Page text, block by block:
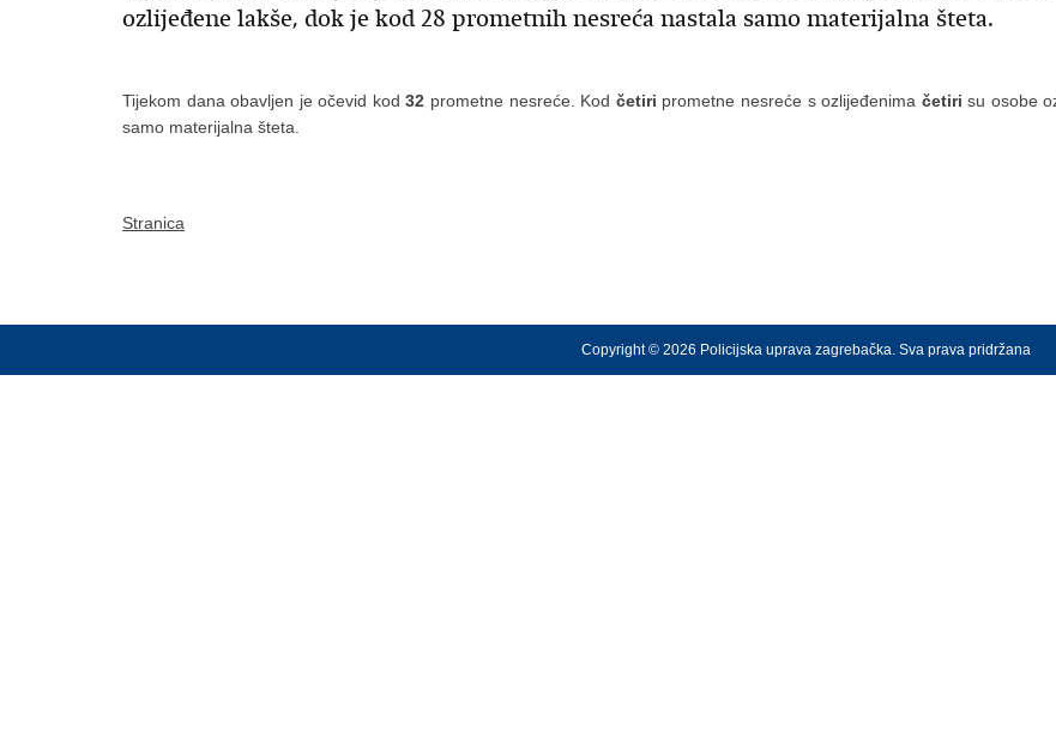
ozlijeđene lakše, dok je kod 28 prometnih nesreća nastala samo materijalna šteta.
Tijekom dana obavljen je očevid kod32 prometne nesreće. Kod četiri prometne nesreće s ozlijeđenima četirisu osobe
samo materijalna šteta.
Stranica
Copyright © 2026 Policijska uprava zagrebačka. Sva prava pridržana